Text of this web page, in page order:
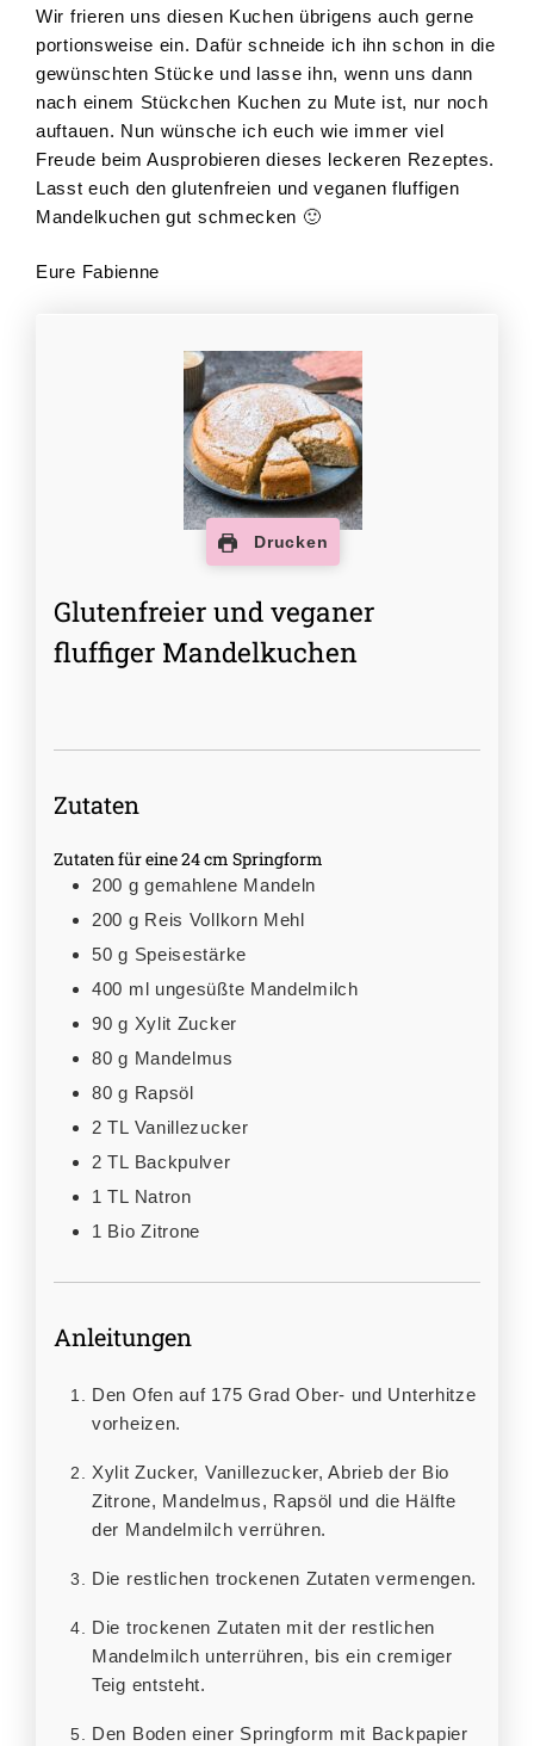
Wir frieren uns diesen Kuchen übrigens auch gerne
portionsweise ein. Dafür schneide ich ihn schon in die
gewünschten Stücke und lasse ihn, wenn uns dann
nach einem Stückchen Kuchen zu Mute ist, nur noch
auftauen. Nun wünsche ich euch wie immer viel
Freude beim Ausprobieren dieses leckeren Rezeptes.
Lasst euch den glutenfreien und veganen fluffigen
Mandelkuchen gut schmecken 🙂
Eure Fabienne
Drucken
Glutenfreier und veganer
fluffiger Mandelkuchen
Zutaten
Zutaten für eine 24 cm Springform
200 g gemahlene Mandeln
200 g Reis Vollkorn Mehl
50 g Speisestärke
400 ml ungesüßte Mandelmilch
90 g Xylit Zucker
80 g Mandelmus
80 g Rapsöl
2 TL Vanillezucker
2 TL Backpulver
1 TL Natron
1 Bio Zitrone
Anleitungen
Den Ofen auf 175 Grad Ober- und Unterhitze
vorheizen.
Xylit Zucker, Vanillezucker, Abrieb der Bio
Zitrone, Mandelmus, Rapsöl und die Hälfte
der Mandelmilch verrühren.
Die restlichen trockenen Zutaten vermengen.
Die trockenen Zutaten mit der restlichen
Mandelmilch unterrühren, bis ein cremiger
Teig entsteht.
Den Boden einer Springform mit Backpapier